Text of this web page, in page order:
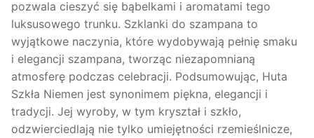
pozwala cieszyć się bąbelkami i aromatami tego
luksusowego trunku. Szklanki do szampana to
wyjątkowe naczynia, które wydobywają pełnię smaku
i elegancji szampana, tworząc niezapomnianą
atmosferę podczas celebracji. Podsumowując, Huta
Szkła Niemen jest synonimem piękna, elegancji i
tradycji. Jej wyroby, w tym kryształ i szkło,
odzwierciedlają nie tylko umiejętności rzemieślnicze,